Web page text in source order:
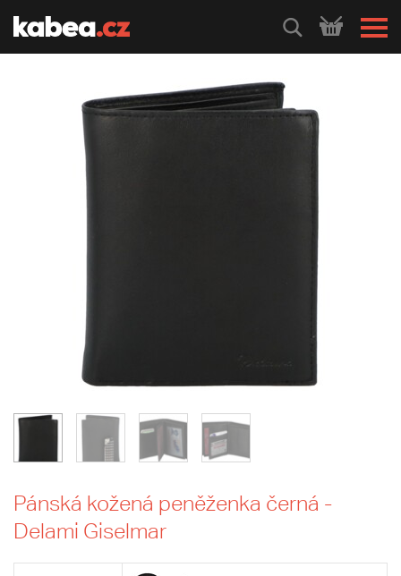
HLEDEJ
Pánská kožená peněženka černá -
Delami Giselmar